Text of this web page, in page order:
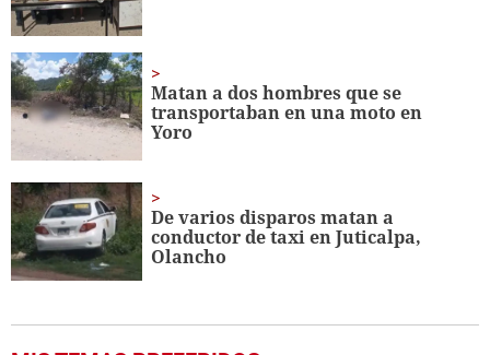
Matan a dos hombres que se
transportaban en una moto en
Yoro
De varios disparos matan a
conductor de taxi en Juticalpa,
Olancho